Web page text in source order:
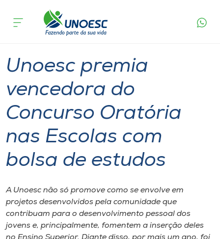
Cursos
Atendimento ao Estudante
Portal de Ensino
Internacionalização
acontece
Unoesc premia
vencedora do
Concurso Oratória
nas Escolas com
bolsa de estudos
A Unoesc não só promove como se envolve em
projetos desenvolvidos pela comunidade que
contribuam para o desenvolvimento pessoal dos
jovens e, principalmente, fomentem a inserção deles